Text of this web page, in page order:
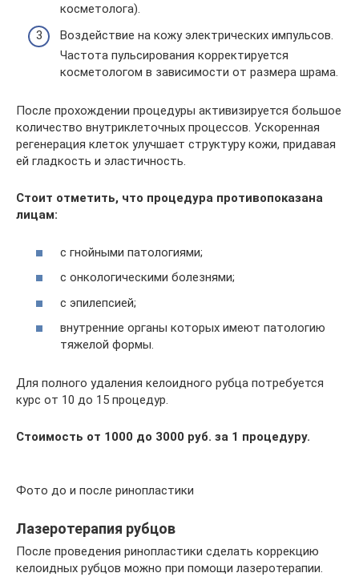
косметолога).
Воздействие на кожу электрических импульсов.
Частота пульсирования корректируется
косметологом в зависимости от размера шрама.
После прохождении процедуры активизируется большое
количество внутриклеточных процессов. Ускоренная
регенерация клеток улучшает структуру кожи, придавая
ей гладкость и эластичность.
Стоит отметить, что процедура противопоказана
лицам:
с гнойными патологиями;
с онкологическими болезнями;
с эпилепсией;
внутренние органы которых имеют патологию
тяжелой формы.
Для полного удаления келоидного рубца потребуется
курс от 10 до 15 процедур.
Стоимость от 1000 до 3000 руб. за 1 процедуру.
Фото до и после ринопластики
Лазеротерапия рубцов
После проведения ринопластики сделать коррекцию
келоидных рубцов можно при помощи лазеротерапии.